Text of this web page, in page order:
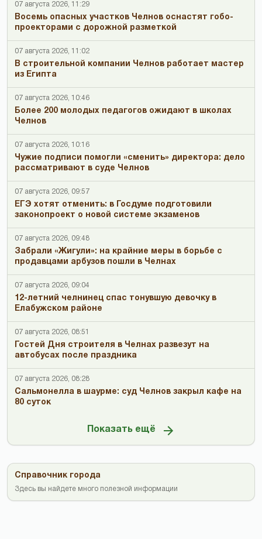
07 августа 2026, 11:29
Восемь опасных участков Челнов оснастят гобо-
проекторами с дорожной разметкой
07 августа 2026, 11:02
В строительной компании Челнов работает мастер
из Египта
07 августа 2026, 10:46
Более 200 молодых педагогов ожидают в школах
Челнов
07 августа 2026, 10:16
Чужие подписи помогли «сменить» директора: дело
рассматривают в суде Челнов
07 августа 2026, 09:57
ЕГЭ хотят отменить: в Госдуме подготовили
законопроект о новой системе экзаменов
07 августа 2026, 09:48
Забрали «Жигули»: на крайние меры в борьбе с
продавцами арбузов пошли в Челнах
07 августа 2026, 09:04
12-летний челнинец спас тонувшую девочку в
Елабужском районе
07 августа 2026, 08:51
Гостей Дня строителя в Челнах развезут на
автобусах после праздника
07 августа 2026, 08:28
Сальмонелла в шаурме: суд Челнов закрыл кафе на
80 суток
Показать ещё
Справочник города
Здесь вы найдете много полезной информации